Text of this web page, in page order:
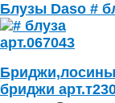
Блузы Daso #
бриджи